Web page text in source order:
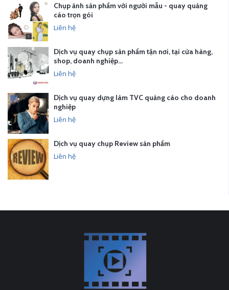
Chụp ảnh sản phẩm với người mẫu - quay quảng
cáo trọn gói
Liên hệ
Dịch vụ quay chụp sản phẩm tận nơi, tại cửa hàng,
shop, doanh nghiệp…
Liên hệ
Dịch vụ quay dựng làm TVC quảng cáo cho doanh
nghiệp
Liên hệ
Dịch vụ quay chụp Review sản phẩm
Liên hệ